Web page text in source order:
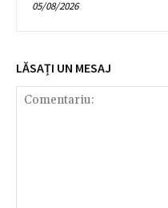
05/08/2026
LĂSAȚI UN MESAJ